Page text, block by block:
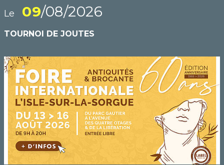
Le 09/08/2026
TOURNOI DE JOUTES